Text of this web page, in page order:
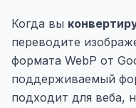
Когда вы
переводите
формата WebP от
поддерживаемый
подходит для веба,